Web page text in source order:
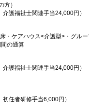
方）
護福祉士関連手当24,000円）
ケアハウス<介護型>・グル
の通算
護福祉士関連手当24,000円）
任者研修手当6,000円）